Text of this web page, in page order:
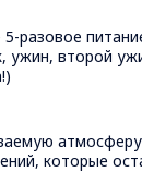
5-разовое
ужин, второй
которые